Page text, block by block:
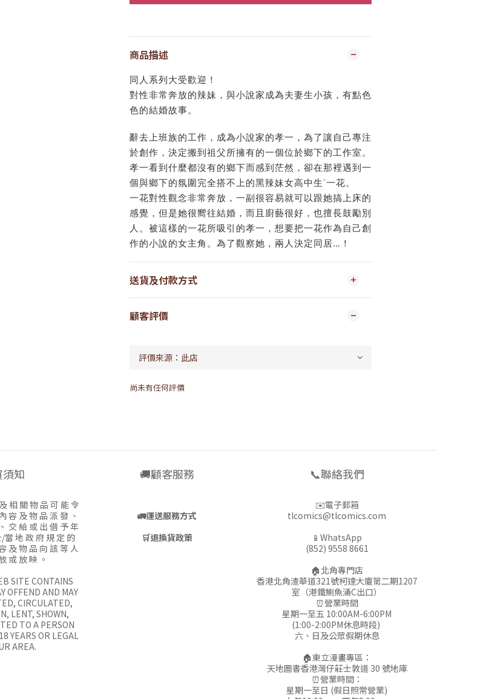
商品描述
同人系列大受歡迎！
對性非常奔放的辣妹，與小說家成為夫妻生小孩，有點色
色的結婚故事。
辭去上班族的工作，成為小說家的孝一，為了讓自己專注
於創作，決定搬到祖父所擁有的一個位於鄉下的工作室。
孝一看到什麼都沒有的鄉下而感到茫然，卻在那裡遇到一
個與鄉下的氛圍完全搭不上的黑辣妹女高中生˙一花。
一花對性觀念非常奔放，一副很容易就可以跟她搞上床的
感覺，但是她很嚮往結婚，而且廚藝很好，也擅長鼓勵別
人。被這樣的一花所吸引的孝一，想要把一花作為自己創
作的小說的女主角。為了觀察她，兩人決定同居…！
送貨及付款方式
顧客評價
尚未有任何評價
知
相 關 物 品 可 能 令
容 及 物 品 派 發 、
交 給 或 出 借 予 年
當 地 政 府 規 定 的
及 物 品 向 該 等 人
或 放 映 。
SITE CONTAINS
OFFEND AND MAY
CIRCULATED,
LENT, SHOWN,
TO A PERSON
YEARS OR LEGAL
AREA.
🚚顧客服務
🚛運送服務方式
🛒退換貨政策
📞聯絡我們
✉️電子郵箱
tlcomics@tlcomics.com
📱WhatsApp
(852) 9558 8661
🏠北角專門店
香港北角渣華道321號柯達大廈第二期1207
室（港鐵鰂魚涌C出口）
⏰營業時間
星期一至五 10:00AM-6:00PM
(1:00-2:00PM休息時段)
六、日及公眾假期休息
🏠東立漫畫專區：
天地圖書香港灣仔莊士敦道 30 號地庫
⏰營業時間：
星期一至日 (假日照常營業)